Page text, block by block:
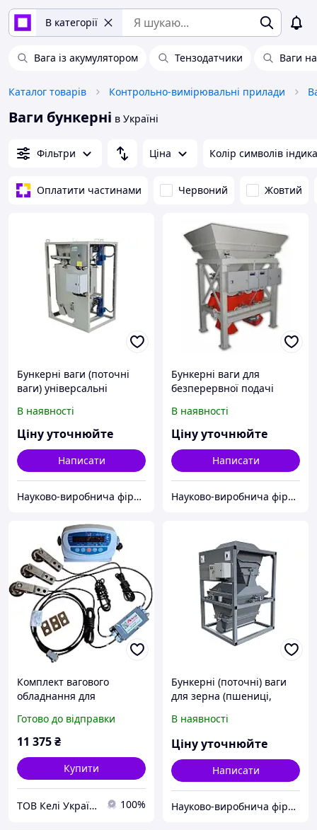
В категорії
Вага із акумулятором Тензодатчики Ваги
Каталог товарів Контрольно-вимірювальні прилади
Ваги бункерні в Україні
Фільтри Ціна Колір символів
Оплатити частинами Червоний Жовтий
Бункерні ваги (поточні
ваги) універсальні
В наявності
Ціну уточнюйте
Написати
Науково-виробнича фірма "Сведа, Лтд"
Бункерні ваги для
безперервної подачі
В наявності
Ціну уточнюйте
Написати
Науково-виробнича фірма "Сведа, Лтд"
Комплект вагового
обладнання для
Готово до відправки
11 375₴
Купити
ТОВ Келі Україна 100%
Бункерні (поточні) ваги
для зерна (пшениці,
та ін.) з електроприводом
ВБА-1100-Е-300
В наявності
Ціну уточнюйте
Написати
Науково-виробнича фірма "Сведа, Лтд"